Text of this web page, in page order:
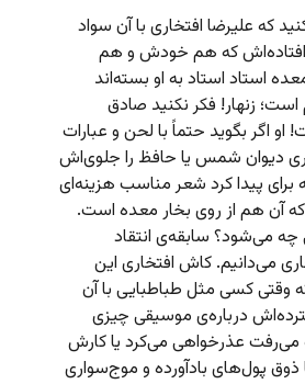
که علیرضا افتخاری با آن سواد
که هم خودش و هم
استاد استاد به او بسته‌اند
زنهار! فکر نکنید صادق
اگر بگوید حتماً با لحن و عبارات
دیوان شمس یا حافظ را جلوی‌اش
برای پیدا کرد شعر مناسب هزینه‌ای
که آن هم از روی بخار معده است.
می‌شود؟ سابقه‌ی انتقاد
می‌دانیم. کاش افتخاری این
وقتی کسی مثل طباطبایی با آن
درباره‌ی موسیقی چیزی
می‌رفت عذرخواهی می‌کرد یا کارش
پول‌های بادآورده و موج‌سواری